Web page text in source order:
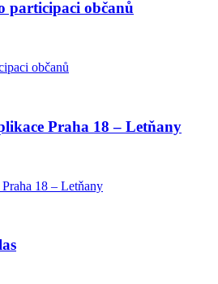
participaci občanů
občanů
Praha 18 – Letňany
18 – Letňany